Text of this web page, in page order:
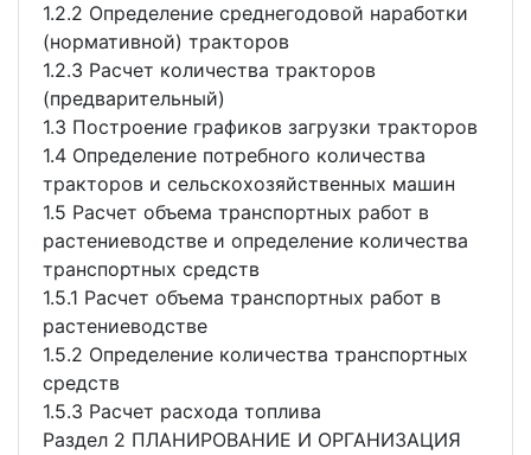
1.2.2 Определение среднегодовой наработки
(нормативной) тракторов
1.2.3 Расчет количества тракторов
(предварительный)
1.3 Построение графиков загрузки тракторов
1.4 Определение потребного количества
тракторов и сельскохозяйственных машин
1.5 Расчет объема транспортных работ в
растениеводстве и определение количества
транспортных средств
1.5.1 Расчет объема транспортных работ в
растениеводстве
1.5.2 Определение количества транспортных
средств
1.5.3 Расчет расхода топлива
Раздел 2 ПЛАНИРОВАНИЕ И ОРГАНИЗАЦИЯ